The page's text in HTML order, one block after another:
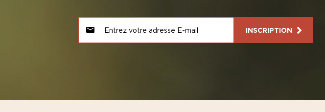
INSCRIPTION